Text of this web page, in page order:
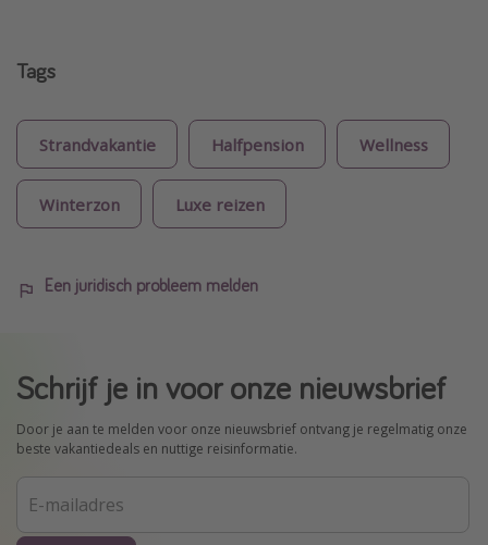
Tags
Strandvakantie Halfpension Wellness
Winterzon Luxe reizen
Een juridisch probleem melden
Schrijf je in voor onze nieuwsbrief
Door je aan te melden voor onze nieuwsbrief ontvang je regelmatig onze
beste vakantiedeals en nuttige reisinformatie.